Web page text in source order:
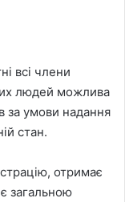
всі члени
людей можлива
за умови надання
стан.
отримає
загальною